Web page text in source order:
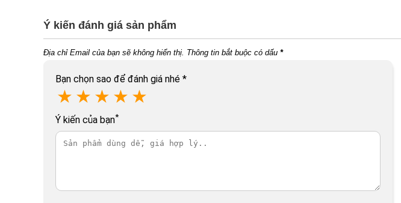
Ý kiến đánh giá sản phẩm
Địa chỉ Email của bạn sẽ không hiển thị. Thông tin bắt buộc có dấu *
Bạn chọn sao để đánh giá nhé *
★ ★ ★ ★ ★
Ý kiến của bạn*